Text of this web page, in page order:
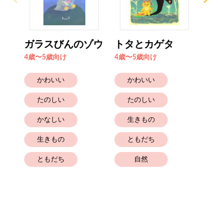
ガラスびんのゾウ
4歳〜5歳向け
かわいい
たのしい
かなしい
生きもの
ともだち
トタとカゲタ
4歳〜5歳向け
かわいい
たのしい
生きもの
ともだち
自然